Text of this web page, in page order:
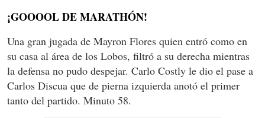
¡GOOOOL DE MARATHÓN!
Una gran jugada de Mayron Flores quien entró como en
su casa al área de los Lobos, filtró a su derecha mientras
la defensa no pudo despejar. Carlo Costly le dio el pase a
Carlos Discua que de pierna izquierda anotó el primer
tanto del partido. Minuto 58.